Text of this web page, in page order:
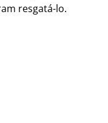
resgatá-lo.